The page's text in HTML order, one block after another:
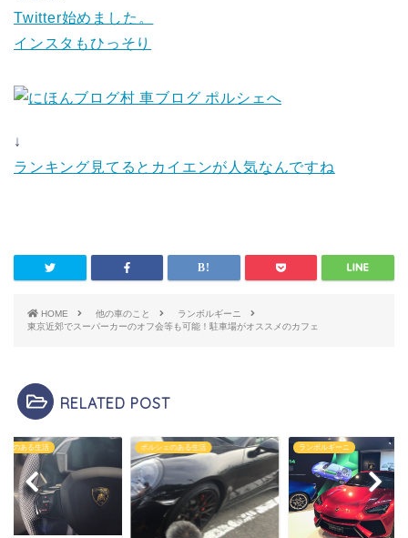
Twitter始めました。
インスタもひっそり
↓
ランキング見てるとカイエンが人気なんですね
HOME 他の車のこと
ランボルギーニ
東京近郊でスーパーカーのオフ会等も可能！駐車場がオススメのカフェ
RELATED POST
ェのある生活 ポルシェのある生活 ランボルギーニ